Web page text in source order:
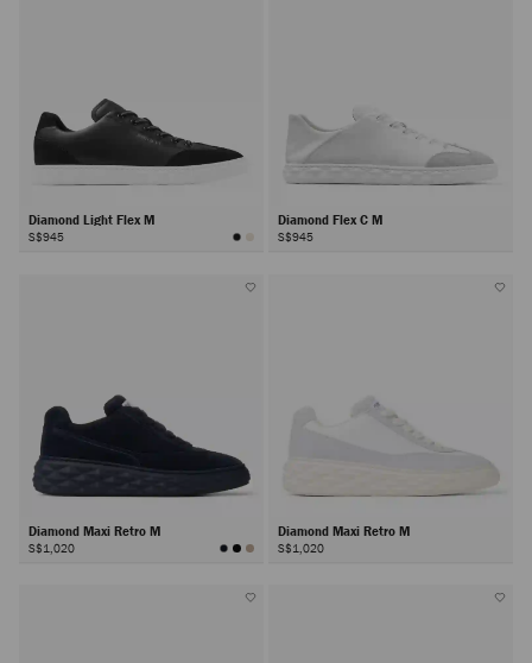
Diamond Light Flex M
S$945
Diamond Flex C M
S$945
Diamond Maxi Retro M
S$1,020
Diamond Maxi Retro M
S$1,020